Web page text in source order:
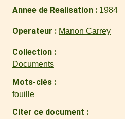
Annee de Realisation 1984
Operateur Manon Carrey
Collection
Documents
Mots-clés
fouille
Citer ce document